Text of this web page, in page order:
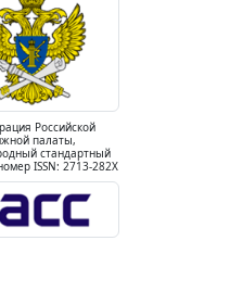
Российской
палаты,
стандартный
ISSN: 2713-282X